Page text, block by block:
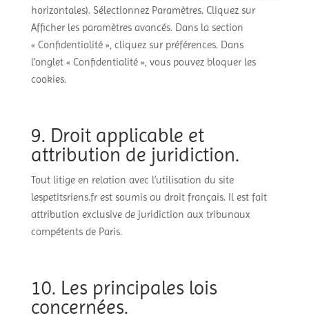
horizontales). Sélectionnez Paramètres. Cliquez sur
Afficher les paramètres avancés. Dans la section
« Confidentialité », cliquez sur préférences. Dans
l’onglet « Confidentialité », vous pouvez bloquer les
cookies.
9. Droit applicable et
attribution de juridiction.
Tout litige en relation avec l’utilisation du site
lespetitsriens.fr est soumis au droit français. Il est fait
attribution exclusive de juridiction aux tribunaux
compétents de Paris.
10. Les principales lois
concernées.